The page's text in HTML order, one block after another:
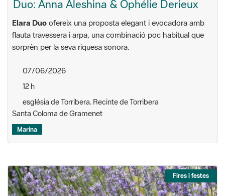
Duo: Anna Aleshina & Ophélie Derieux
Elara Duo ofereix una proposta elegant i evocadora amb
flauta travessera i arpa, una combinació poc habitual que
sorprèn per la seva riquesa sonora.
07/06/2026
12 h
església de Torribera. Recinte de Torribera
Santa Coloma de Gramenet
Marina
Fires i festes